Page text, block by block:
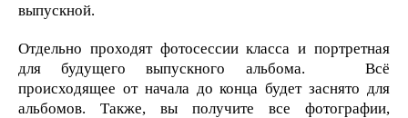
выпускной.
Отдельно проходят фотосессии класса и портретная
для будущего выпускного альбома. Всё
происходящее от начала до конца будет заснято для
альбомов. Также, вы получите все фотографии,